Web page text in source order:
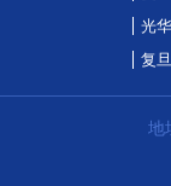
光
复
地